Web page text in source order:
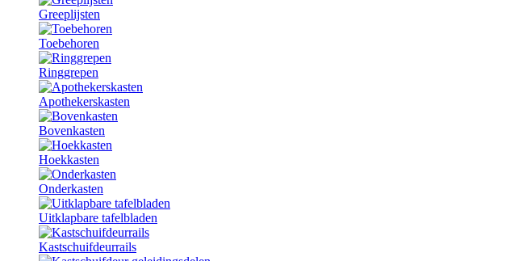
Greeplijsten
Toebehoren
Ringgrepen
Apothekerskasten
Bovenkasten
Hoekkasten
Onderkasten
Uitklapbare tafelbladen
Kastschuifdeurrails